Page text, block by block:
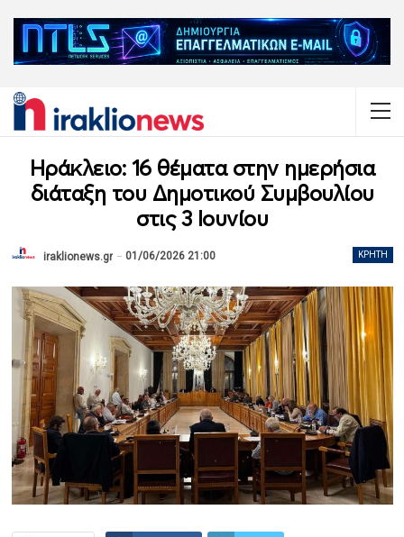
Ηράκλειο: 16 θέματα στην ημερήσια
διάταξη του Δημοτικού Συμβουλίου
στις 3 Ιουνίου
ΚΡΉΤΗ
iraklionews.gr 01/06/2026 21:00